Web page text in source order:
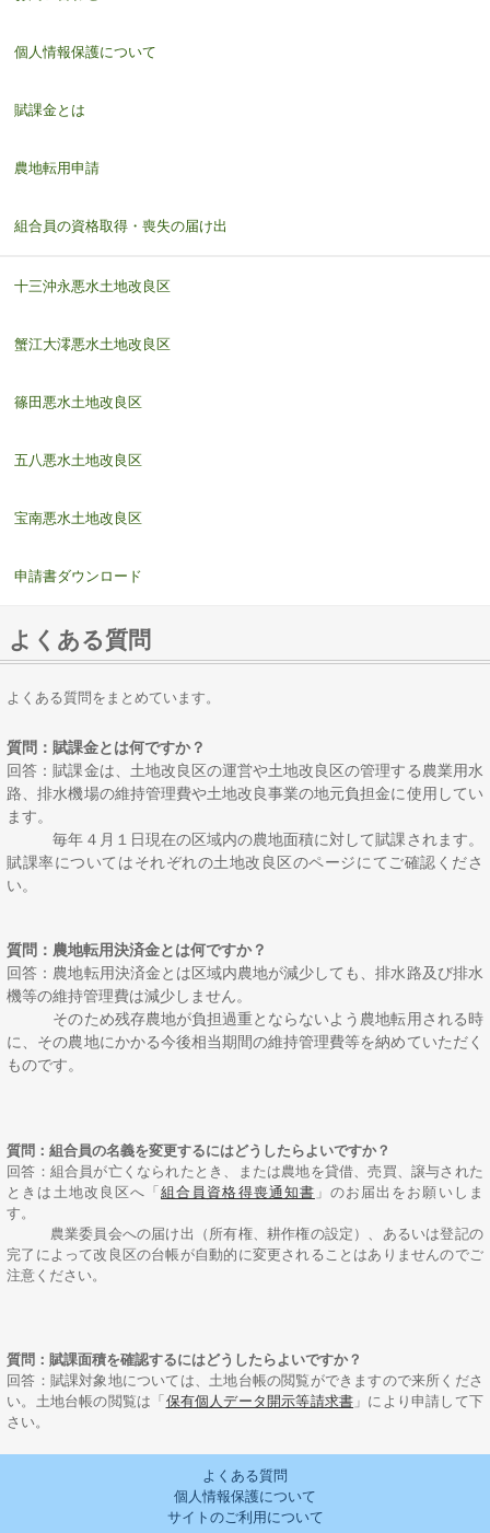
個人情報保護について
賦課金とは
農地転用申請
組合員の資格取得・喪失の届け出
十三沖永悪水土地改良区
蟹江大澪悪水土地改良区
篠田悪水土地改良区
五八悪水土地改良区
宝南悪水土地改良区
申請書ダウンロード
よくある質問
よくある質問をまとめています。
質問：賦課金とは何ですか？
回答：賦課金は、土地改良区の運営や土地改良区の管理する農業用水
路、排水機場の維持管理費や土地改良事業の地元負担金に使用してい
ます。
毎年４月１日現在の区域内の農地面積に対して賦課されます。
賦課率についてはそれぞれの土地改良区のページにてご確認くださ
い。
質問：農地転用決済金とは何ですか？
回答：農地転用決済金とは区域内農地が減少しても、排水路及び排水
機等の維持管理費は減少しません。
そのため残存農地が負担過重とならないよう農地転用さ れる時
に、その農地にかかる今後相当期間の維持管理費等を納めていただく
ものです。
質問：組合員の名義を変更するにはどうしたらよいですか？
回答：組合員が亡くなられたとき、または農地を貸借、売買、譲与された
ときは土地改良区へ「組合員資格得喪通知書 」のお届出をお願いしま
す。
農業委員会への届け出（所有権、耕作権の設定）、あるいは登記の
完了によって改良区の台帳が自動的に変更されることはありませんのでご
注意ください。
質問：賦課面積を確認するにはどうしたらよいですか？
回答：賦課対象地については、土地台帳の閲覧ができますので来所くださ
い。土地台帳の閲覧は「 保有個人データ開示等請求書 」により申請して下
さい。
よくある質問
個人情報保護について
サイトのご利用について